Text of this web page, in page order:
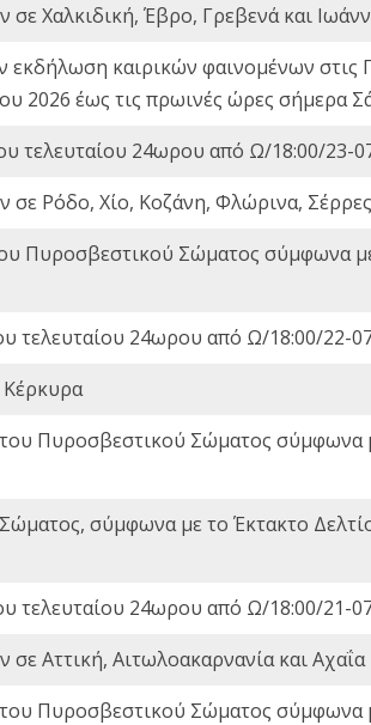
Χαλκιδική, Έβρο, Γρεβενά και
καιρικών φαινομένων στις
2026 έως τις πρωινές ώρες σήμερα
τελευταίου 24ωρου από Ω/18:00/
σε Ρόδο, Χίο, Κοζάνη, Φλώρινα,
Πυροσβεστικού Σώματος σύμφωνα
τελευταίου 24ωρου από Ω/18:00/22-
Κέρκυρα
Πυροσβεστικού Σώματος
σύμφωνα με το Έκτακτο
τελευταίου 24ωρου από Ω/18:00/21-
Αττική, Αιτωλοακαρνανία και Αχαΐα
Πυροσβεστικού Σώματος